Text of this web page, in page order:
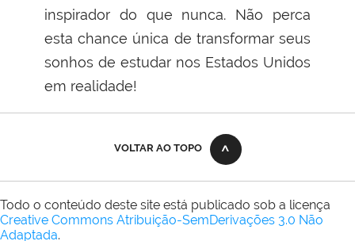
inspirador do que nunca. Não perca
esta chance única de transformar seus
sonhos de estudar nos Estados Unidos
em realidade!
VOLTAR AO TOPO
Todo o conteúdo deste site está publicado sob a licença
Creative Commons Atribuição-SemDerivações 3.0 Não
Adaptada.